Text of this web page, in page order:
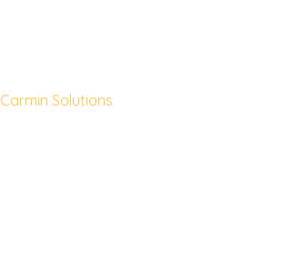
Carmin Solutions